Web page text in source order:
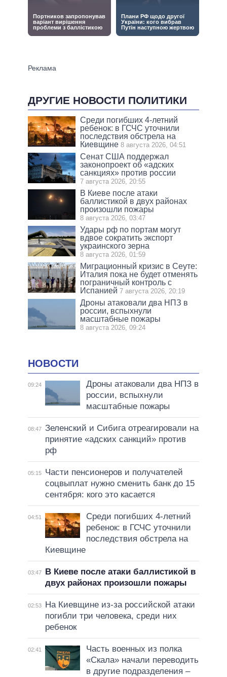
ДРУГИЕ НОВОСТИ ПОЛИТИКИ
Среди погибших 4-летний
ребенок: в ГСЧС уточнили
последствия обстрела на
Киевщине 8 августа 2026, 04:51
Сенат США поддержал
законопроект об «адских
санкциях» против россии
7 августа 2026, 20:55
В Киеве после атаки
баллистикой в двух районах
произошли пожары
8 августа 2026, 03:47
Удары рф по портам могут
вдвое сократить экспорт
украинского зерна
8 августа 2026, 01:59
Миграционный кризис в Сеуте:
Италия пока не будет отменять
пограничный контроль с
Испанией 7 августа 2026, 20:19
Дроны атаковали два НПЗ в
россии, вспыхнули
масштабные пожары
8 августа 2026, 09:24
НОВОСТИ
09:24
Дроны атаковали два НПЗ в
россии, вспыхнули
масштабные пожары
08:47 Зеленский и Сибига отреагировали на
принятие «адских санкций» против
рф
05:15
Части пенсионеров и получателей
соцвыплат нужно сменить банк до 15
сентября: кого это касается
04:51
Среди погибших 4-летний
ребенок: в ГСЧС уточнили
последствия обстрела на
Киевщине
03:47
В Киеве после атаки баллистикой в
двух районах произошли пожары
02:53
На Киевщине из-за российской атаки
погибли три человека, среди них
ребенок
02:41
Часть военных из полка
«Скала» начали переводить
в другие подразделения –